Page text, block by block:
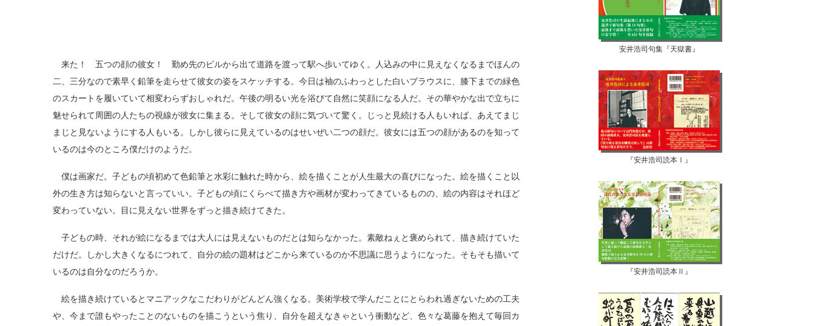
来た！ 五つの顔の彼女！ 勤め先のビルから出て道路を渡って駅へ歩いてゆく。人込みの中に見えなくなるまでほんの
二、三分なので素早く鉛筆を走らせて彼女の姿をスケッチする。今日は袖のふわっとした白いブラウスに、膝下までの緑色
のスカートを履いていて相変わらずおしゃれだ。午後の明るい光を浴びて自然に笑顔になる人だ。その華やかな出で立ちに
魅せられて周囲の人たちの視線が彼女に集まる。そして彼女の顔に気づいて驚く。じっと見続ける人もいれば、あえてまじ
まじと見ないようにする人もいる。しかし彼らに見えているのはせいぜい二つの顔だ。彼女には五つの顔があるのを知って
いるのは今のところ僕だけのようだ。
僕は画家だ。子どもの頃初めて色鉛筆と水彩に触れた時から、絵を描くことが人生最大の喜びになった。絵を描くこと以
外の生き方は知らないと言っていい。子どもの頃にくらべて描き方や画材が変わってきているものの、絵の内容はそれほど
変わっていない。目に見えない世界をずっと描き続けてきた。
子どもの時、それが絵になるまでは大人には見えないものだとは知らなかった。素敵ねぇと褒められて、描き続けていた
だけだ。しかし大きくなるにつれて、自分の絵の題材はどこから来ているのか不思議に思うようになった。そもそも描いて
いるのは自分なのだろうか。
絵を描き続けているとマニアックなこだわりがどんどん強くなる。美術学校で学んだことにとらわれ過ぎないための工夫
や、今まで誰もやったことのないものを描こうという焦り、自分を超えなきゃという衝動など、色々な葛藤を抱えて毎回カ
安井浩司句集『天獄書』
『安井浩司読本Ⅰ』
『安井浩司読本Ⅱ』